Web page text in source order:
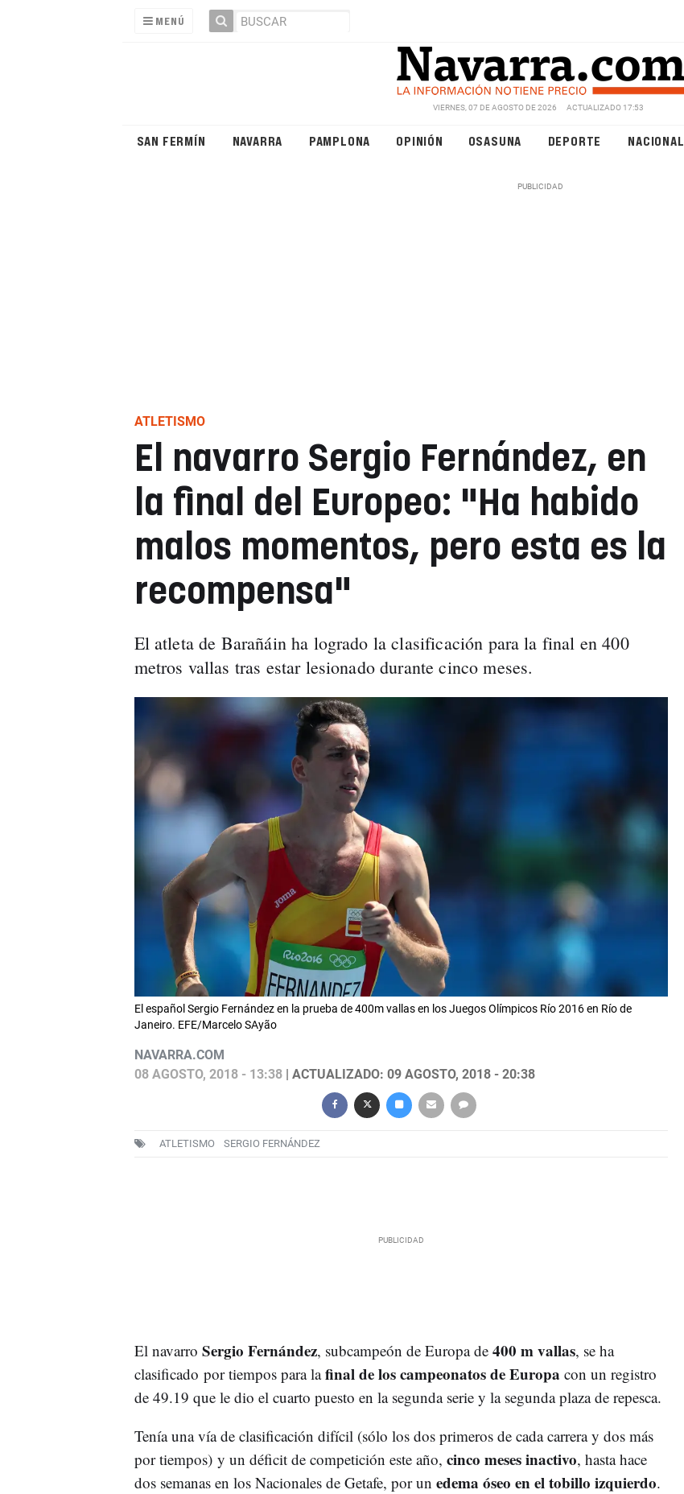
MENÚ
VIERNES, 07 DE AGOSTO DE 2026 ACTUALIZADO 17:53
SAN FERMÍN NAVARRA PAMPLONA OPINIÓN OSASUNA DEPORTE NACIONAL
ATLETISMO
El navarro Sergio Fernández, en
la final del Europeo: "Ha habido
malos momentos, pero esta es la
recompensa"
El atleta de Barañáin ha logrado la clasificación para la final en 400
metros vallas tras estar lesionado durante cinco meses.
El español Sergio Fernández en la prueba de 400m vallas en los Juegos Olímpicos Río 2016 en Río de
Janeiro. EFE/Marcelo SAyão
NAVARRA.COM
08 AGOSTO, 2018 - 13:38| ACTUALIZADO: 09 AGOSTO, 2018 - 20:38
ATLETISMO SERGIO FERNÁNDEZ
El navarro Sergio Fernández, subcampeón de Europa de 400 m vallas, se ha
clasificado por tiempos para lafinal de los campeonatos de Europa con un registro
de 49.19 que le dio el cuarto puesto en la segunda serie y la segunda plaza de repesca.
Tenía una vía de clasificación difícil (sólo los dos primeros de cada carrera y dos más
por tiempos) y un déficit de competición este año, cinco meses inactivo, hasta hace
dos semanas en los Nacionales de Getafe, por un edema óseo en el tobillo izquierdo.